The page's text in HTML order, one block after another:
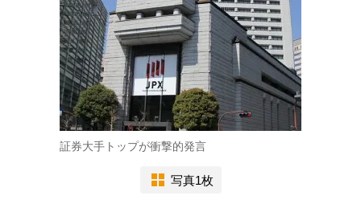
証券大手トップが衝撃的発言
写真1枚